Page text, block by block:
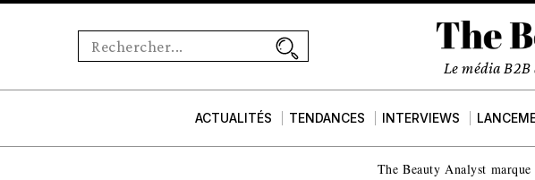
Le média
ACTUALITÉS TENDANCES INTERVIEWS
The Beauty Analyst marque